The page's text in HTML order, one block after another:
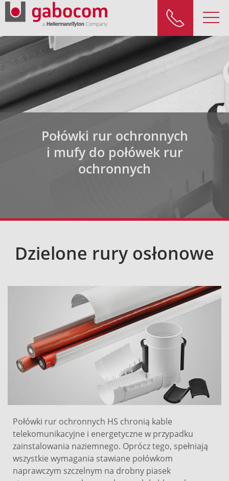
Połówki rur ochronnych
i mufy do połówek rur
ochronnych
Dzielone rury osłonowe
Połówki rur ochronnych HS chronią kable
telekomunikacyjne i energetyczne w przypadku
zainstalowania naziemnego. Oprócz tego, spełniają
wszystkie wymagania stawiane połówkom
naprawczym szczelnym na drobny piasek